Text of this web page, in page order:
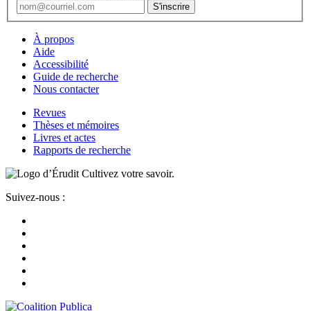
À propos
Aide
Accessibilité
Guide de recherche
Nous contacter
Revues
Thèses et mémoires
Livres et actes
Rapports de recherche
Cultivez votre savoir.
Suivez-nous :